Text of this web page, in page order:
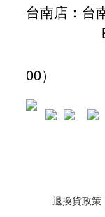
台南店：台
00）
退換貨政策